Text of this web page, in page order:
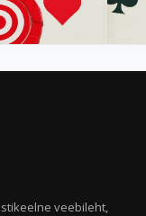
veebileht,